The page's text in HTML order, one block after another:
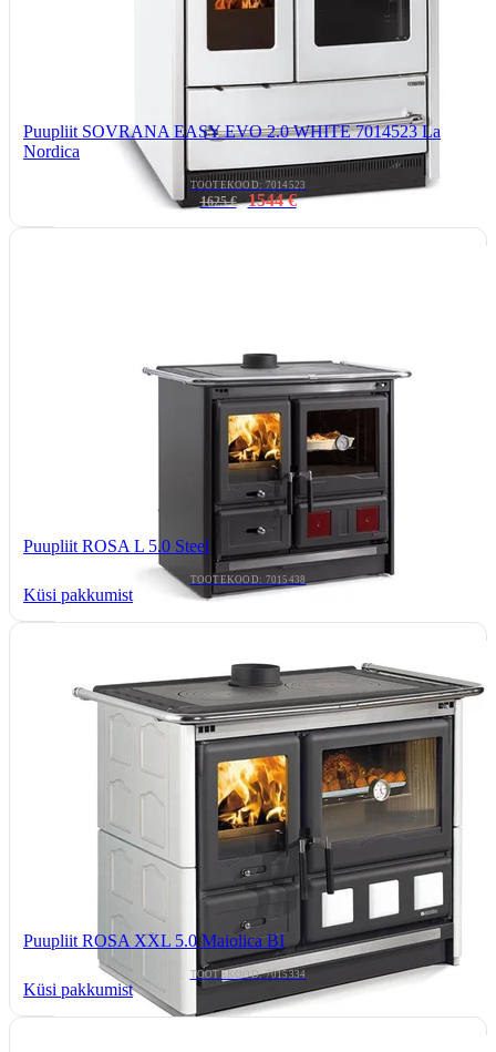
Puupliit SOVRANA EASY EVO 2.0 WHITE 7014523 La
Nordica
TOOTEKOOD: 7014523
1625 € 1544 €
Puupliit ROSA L 5.0 Steel
TOOTEKOOD: 7015438
Küsi pakkumist
Puupliit ROSA XXL 5.0 Maiolica BI
TOOTEKOOD: 7015334
Küsi pakkumist